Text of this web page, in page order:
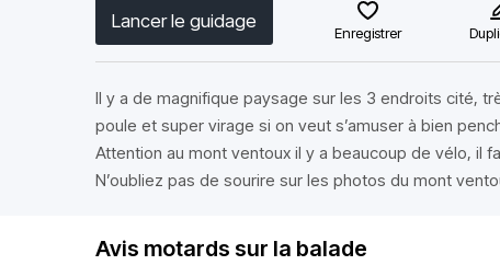
Lancer le guidage
Enregistrer
Il y a de magnifique paysage sur les 3 endroits cité,
poule et super virage si on veut s’amuser à bien
Attention au mont ventoux il y a beaucoup de vélo, il
N’oubliez pas de sourire sur les photos du mont
Avis motards sur la balade